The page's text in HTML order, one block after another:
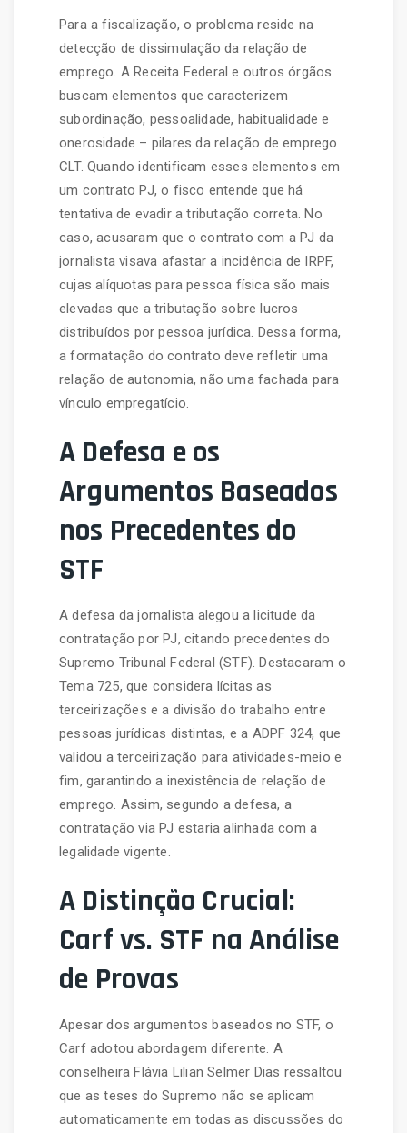
Para a fiscalização, o problema reside na
detecção de dissimulação da relação de
emprego. A Receita Federal e outros órgãos
buscam elementos que caracterizem
subordinação, pessoalidade, habitualidade e
onerosidade – pilares da relação de emprego
CLT. Quando identificam esses elementos em
um contrato PJ, o fisco entende que há
tentativa de evadir a tributação correta. No
caso, acusaram que o contrato com a PJ da
jornalista visava afastar a incidência de IRPF,
cujas alíquotas para pessoa física são mais
elevadas que a tributação sobre lucros
distribuídos por pessoa jurídica. Dessa forma,
a formatação do contrato deve refletir uma
relação de autonomia, não uma fachada para
vínculo empregatício.
A Defesa e os
Argumentos Baseados
nos Precedentes do
STF
A defesa da jornalista alegou a licitude da
contratação por PJ, citando precedentes do
Supremo Tribunal Federal (STF). Destacaram o
Tema 725, que considera lícitas as
terceirizações e a divisão do trabalho entre
pessoas jurídicas distintas, e a ADPF 324, que
validou a terceirização para atividades-meio e
fim, garantindo a inexistência de relação de
emprego. Assim, segundo a defesa, a
contratação via PJ estaria alinhada com a
legalidade vigente.
A Distinção Crucial:
Carf vs. STF na Análise
de Provas
Apesar dos argumentos baseados no STF, o
Carf adotou abordagem diferente. A
conselheira Flávia Lilian Selmer Dias ressaltou
que as teses do Supremo não se aplicam
automaticamente em todas as discussões do